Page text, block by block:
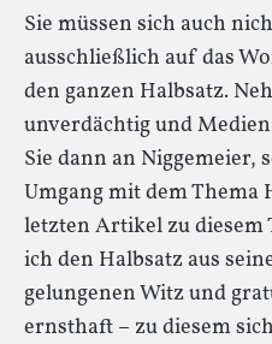
Sie müssen sich auch
ausschließlich auf das
den ganzen Halbsatz.
unverdächtig und
Sie dann an Niggemeier,
Umgang mit dem Thema
letzten Artikel zu diesem
ich den Halbsatz aus
gelungenen Witz und
ernsthaft – zu diesem